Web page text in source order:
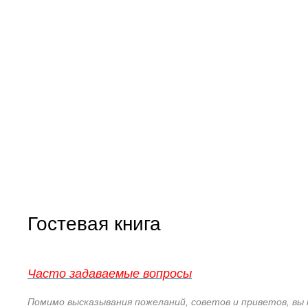
Гостевая книга
Часто задаваемые вопросы
Помимо высказывания пожеланий, советов и приветов,